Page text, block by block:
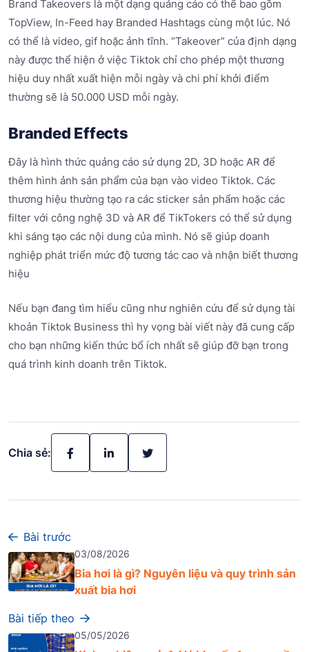
Brand Takeovers là một dạng quảng cáo có thể bao gồm
TopView, In-Feed hay Branded Hashtags cùng một lúc. Nó
có thể là video, gif hoặc ảnh tĩnh. “Takeover” của định dạng
này được thể hiện ở việc Tiktok chỉ cho phép một thương
hiệu duy nhất xuất hiện mỗi ngày và chi phí khởi điểm
thường sẽ là 50.000 USD mỗi ngày.
Branded Effects
Đây là hình thức quảng cáo sử dụng 2D, 3D hoặc AR để
thêm hình ảnh sản phẩm của bạn vào video Tiktok. Các
thương hiệu thường tạo ra các sticker sản phẩm hoặc các
filter với công nghệ 3D và AR để TikTokers có thể sử dụng
khi sáng tạo các nội dung của mình. Nó sẽ giúp doanh
nghiệp phát triển mức độ tương tác cao và nhận biết thương
hiệu
Nếu bạn đang tìm hiểu cũng như nghiên cứu để sử dụng tài
khoản Tiktok Business thì hy vọng bài viết này đã cung cấp
cho bạn những kiến thức bổ ích nhất sẽ giúp đỡ bạn trong
quá trình kinh doanh trên Tiktok.
Chia sẻ:
Bài trước
03/08/2026
Bia hơi là gì? Nguyên liệu và quy trình sản
xuất bia hơi
Bài tiếp theo
05/05/2026